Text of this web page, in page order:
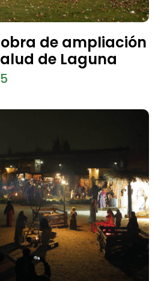
de ampliación
de Laguna